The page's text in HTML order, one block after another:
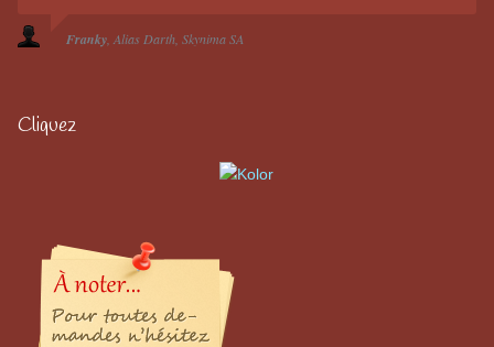
Franky Alias Darth Skynima SA
Cliquez